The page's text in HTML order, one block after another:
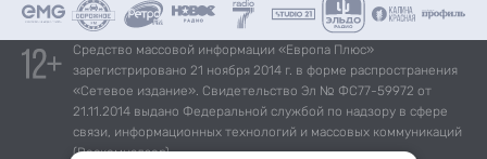
Средство массовой информации «Европа Плюс»
зарегистрировано 21 ноября 2014 г. в форме распространения
«Сетевое издание». Свидетельство Эл № ФС77-59972 от
21.11.2014 выдано Федеральной службой по надзору в сфере
связи, информационных технологий и массовых коммуникаций
(Роскомнадзор).